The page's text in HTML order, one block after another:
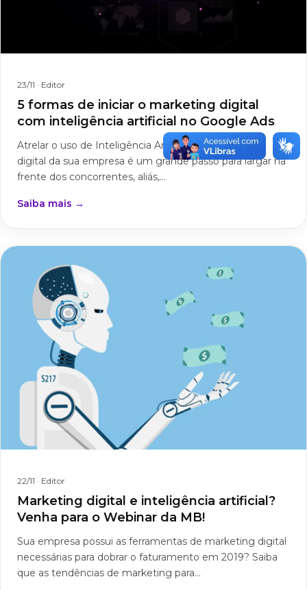
23/11 · Editor
5 formas de iniciar o marketing digital
com inteligência artificial no Google Ads
Atrelar o uso de Inteligência Artificial ao marketing
digital da sua empresa é um grande passo para largar na
frente dos concorrentes, aliás,...
Saiba mais →
22/11 · Editor
Marketing digital e inteligência artificial?
Venha para o Webinar da MB!
Sua empresa possui as ferramentas de marketing digital
necessárias para dobrar o faturamento em 2019? Saiba
que as tendências de marketing para...